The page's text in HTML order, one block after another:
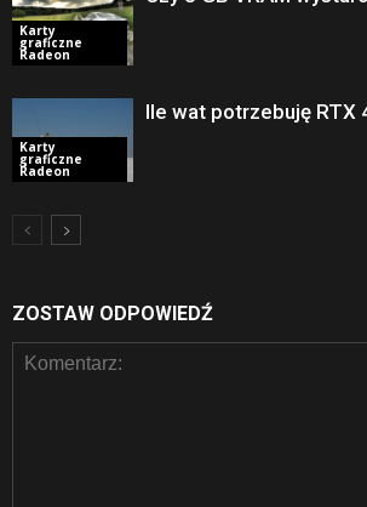
Karty
graficzne
Radeon
Karty
graficzne
Radeon
Ile wat potrzebuję RTX
ZOSTAW ODPOWIEDŹ